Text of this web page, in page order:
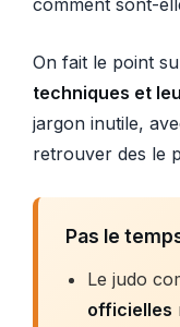
On fait le point
techniques et
jargon inutile,
retrouver des le
Pas le
Le judo
officielles